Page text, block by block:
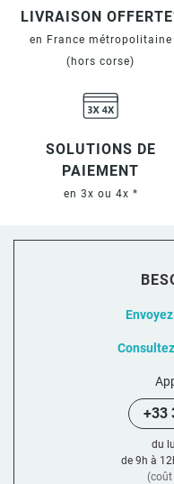
LIVRAISON
en France métropolitaine
(hors corse)
SOLUTIONS DE
PAIEMENT
en 3x ou 4x *
+33
du
de 9h à
(coût